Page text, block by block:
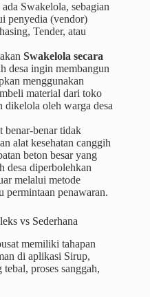
Swakelola, sebagian
penyedia (vendor)
Tender, atau
Swakelola secara
desa ingin membangun
menggunakan
material dari toko
dikelola oleh warga desa
benar-benar tidak
alat kesehatan canggih
beton besar yang
desa diperbolehkan
melalui metode
permintaan penawaran.
vs Sederhana
memiliki tahapan
di aplikasi Sirup,
proses sanggah,